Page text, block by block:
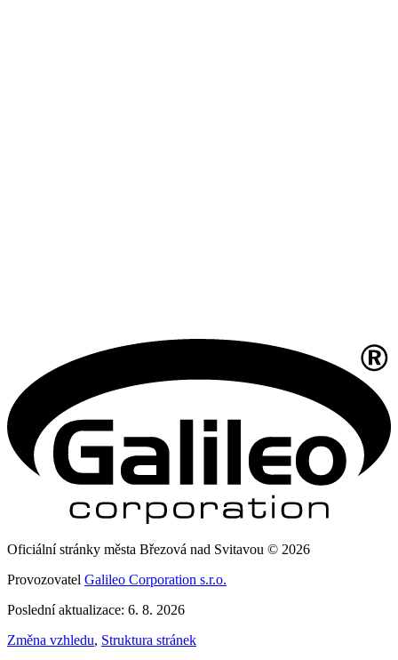
Oficiální stránky města Březová nad Svitavou © 2026
Provozovatel Galileo Corporation s.r.o.
Poslední aktualizace: 6. 8. 2026
Změna vzhledu, Struktura stránek